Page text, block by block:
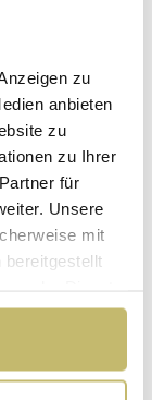
zu
anbieten
zu
zu Ihrer
für
Unsere
mit
bereitgestellt
für
risikofreies